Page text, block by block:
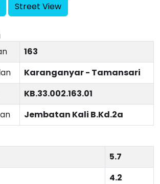
Street View
163
Karanganyar - Tamansari
KB.33.002.163.01
Jembatan Kali B.Kd.2a
5.7
4.2